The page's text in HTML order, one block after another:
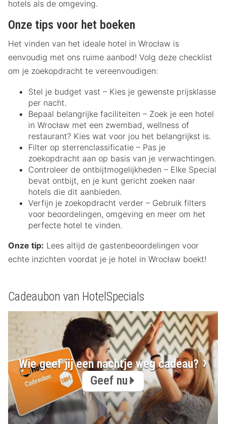
hotels als de omgeving.
Onze tips voor het boeken
Het vinden van het ideale hotel in Wrocław is
eenvoudig met ons ruime aanbod! Volg deze checklist
om je zoekopdracht te vereenvoudigen:
Stel je budget vast – Kies je gewenste prijsklasse
per nacht.
Bepaal belangrijke faciliteiten – Zoek je een hotel
in Wrocław met een zwembad, wellness of
restaurant? Kies wat voor jou het belangrijkst is.
Filter op sterrenclassificatie – Pas je
zoekopdracht aan op basis van je verwachtingen.
Controleer de ontbijtmogelijkheden – Elke Special
bevat ontbijt, en je kunt gericht zoeken naar
hotels die dit aanbieden.
Verfijn je zoekopdracht verder – Gebruik filters
voor beoordelingen, omgeving en meer om het
perfecte hotel te vinden.
Onze tip: Lees altijd de gastenbeoordelingen voor
echte inzichten voordat je je hotel in Wrocław boekt!
Cadeaubon van HotelSpecials
Wie geef jij een nachtje weg cadeau?
Geef nu